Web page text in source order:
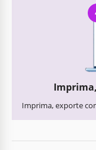
Imprima, exporte